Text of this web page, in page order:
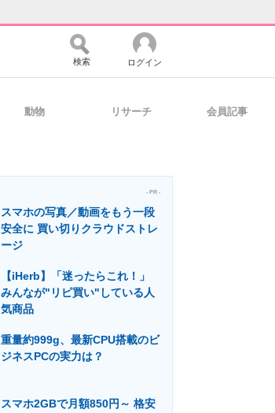
マーケ×ITの今がよく分かる
建設×テクノロジーの最前線
検索 ログイン
動物 リサーチ 会員記事
- PR -
スマホの写真／動画をもう一段
安全に 買い切りクラウドストレ
ージ
【iHerb】「迷ったらこれ！」
みんなが"リピ買い"している人
気商品
重量約999g、最新CPU搭載のビ
ジネスPCの実力は？
スマホ2GBで月額850円～ 格安